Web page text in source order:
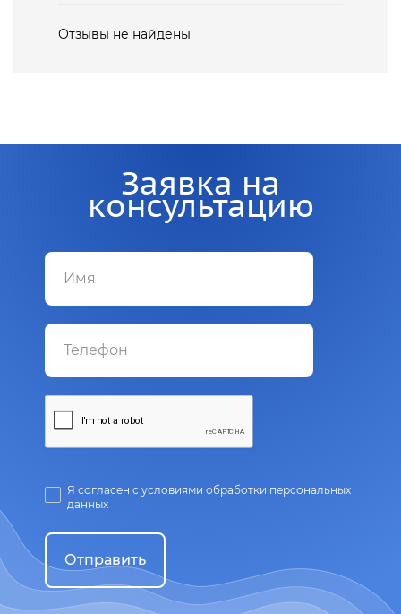
Отзывы не найдены
Заявка на
консультацию
Я согласен с условиями обработки персональных
данных
Отправить